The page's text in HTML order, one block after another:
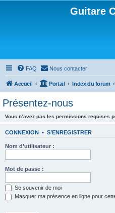
Guitare
FAQ Nous contacter
Accueil Portail Index du forum
Présentez-nous
Vous n’avez pas les permissions requises
CONNEXION • S’ENREGISTRER
Nom d’utilisateur :
Mot de passe :
Se souvenir de moi
Masquer ma présence en ligne pour